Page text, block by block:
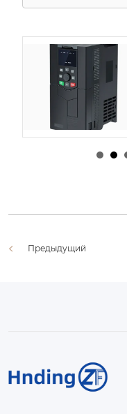
由admin |30 1 月,
Предыдущий